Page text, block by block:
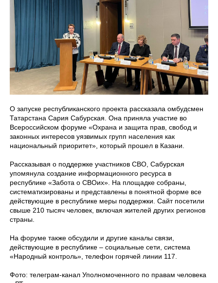
О запуске республиканского проекта рассказала омбудсмен
Татарстана Сария Сабурская. Она приняла участие во
Всероссийском форуме «Охрана и защита прав, свобод и
законных интересов уязвимых групп населения как
национальный приоритет», который прошел в Казани.
Рассказывая о поддержке участников СВО, Сабурская
упомянула создание информационного ресурса в
республике «Забота о СВОих». На площадке собраны,
систематизированы и представлены в понятной форме все
действующие в республике меры поддержки. Сайт посетили
свыше 210 тысяч человек, включая жителей других регионов
страны.
На форуме также обсудили и другие каналы связи,
действующие в республике – социальные сети, система
«Народный контроль», телефон горячей линии 117.
Фото: телеграм-канал Уполномоченного по правам человека